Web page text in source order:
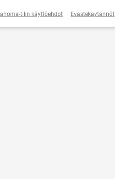
tilin käyttöehdot Evästekäytännöt